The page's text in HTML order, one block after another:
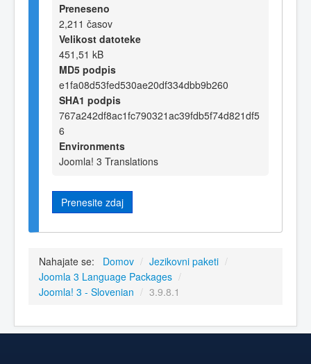
Preneseno
2,211 časov
Velikost datoteke
451,51 kB
MD5 podpis
e1fa08d53fed530ae20df334dbb9b260
SHA1 podpis
767a242df8ac1fc790321ac39fdb5f74d821df5
6
Environments
Joomla! 3 Translations
Prenesite zdaj
Nahajate se: Domov / Jezikovni paketi /
Joomla 3 Language Packages /
Joomla! 3 - Slovenian / 3.9.8.1